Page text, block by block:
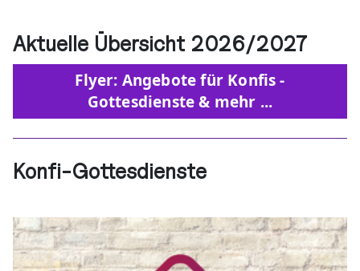
Aktuelle Übersicht 2026/2027
Flyer: Angebote für Konfis -
Gottesdienste & mehr ...
Konfi-Gottesdienste